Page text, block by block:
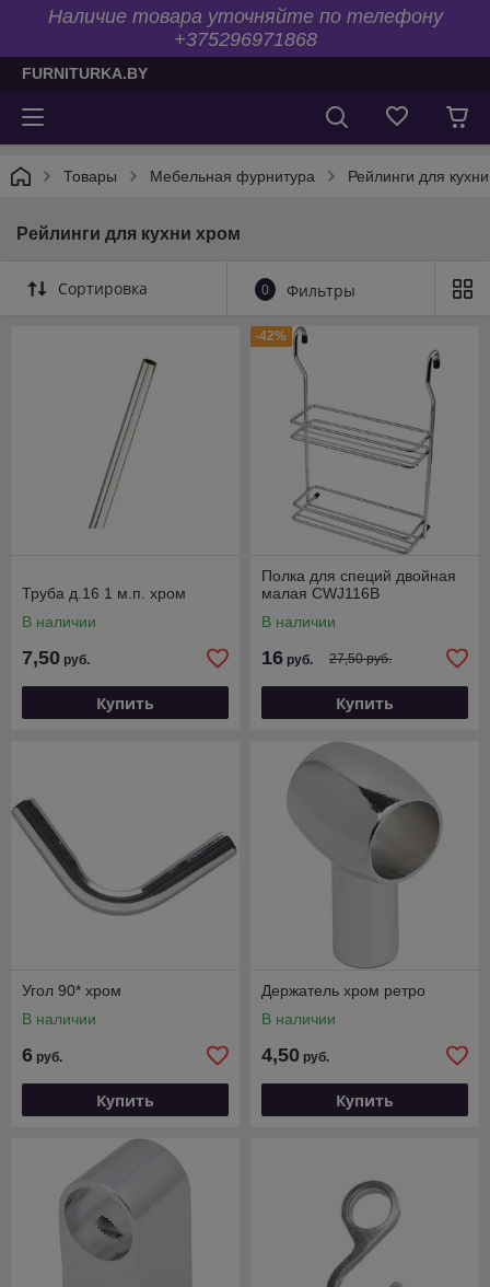
Наличие товара уточняйте по телефону
+375296971868
FURNITURKA.BY
Товары Мебельная фурнитура Рейлинги для кухни
Рейлинги для кухни хром
Сортировка 0 Фильтры
Труба д.16 1 м.п. хром
В наличии
7,50 руб.
Купить
-42%
Полка для специй двойная
малая CWJ116B
В наличии
16 руб. 27,50 руб.
Купить
Угол 90* хром
В наличии
6 руб.
Купить
Держатель хром ретро
В наличии
4,50 руб.
Купить